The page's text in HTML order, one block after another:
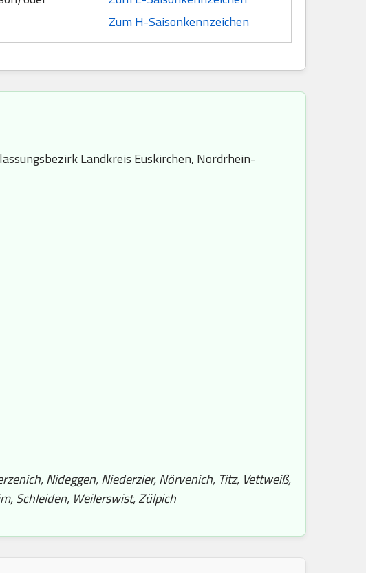
Zum H-Saisonkennzeichen
Landkreis Euskirchen, Nordrhein-
Nideggen, Niederzier, Nörvenich, Titz, Vettweiß,
Schleiden, Weilerswist, Zülpich